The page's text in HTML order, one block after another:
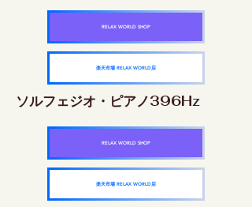
RELAX WORLD SHOP
楽天市場 RELAX WORLD店
ソルフェジオ・ピアノ396Hz
RELAX WORLD SHOP
楽天市場 RELAX WORLD店